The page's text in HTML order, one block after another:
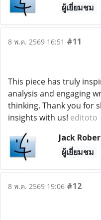
ผู้เยี่ยมชม
8 พ.ค. 2569 16:51 #11
This piece has truly
analysis and engaging
thinking. Thank you for
insights with us! editoto
Jack
ผู้เยี่ยมชม
8 พ.ค. 2569 19:06 #12